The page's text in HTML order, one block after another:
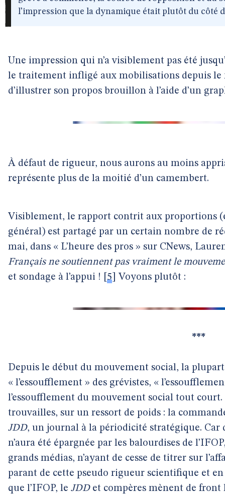
l’impression que la dynamique était plutôt du côté
Une impression qui n’a visiblement pas été
le traitement infligé aux mobilisations depuis le
d’illustrer son propos brouillon à l’aide d’un
À défaut de rigueur, nous aurons au moins
représente plus de la moitié d’un camembert.
Visiblement, le rapport contrit aux proportions
général) est partagé par un certain nombre de
mai, dans « L’heure des pros » sur CNews,
Français ne soutiennent pas vraiment le
et sondage à l’appui !
5 Voyons plutôt :
***
Depuis le début du mouvement social, la
« l’essoufflement » des grévistes, «
l’essoufflement du mouvement social tout
trouvailles, sur un ressort de poids : la
JDD, un journal à la périodicité stratégique. Car
n’aura été épargnée par les balourdises de
grands médias, n’ayant de cesse de titrer sur
parant de cette pseudo rigueur scientifique et
que l’IFOP, le JDD et compères mènent de